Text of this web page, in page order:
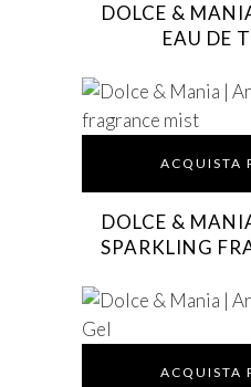
DOLCE &
EAU DE
ACQUISTA
DOLCE &
SPARKLING
ACQUISTA